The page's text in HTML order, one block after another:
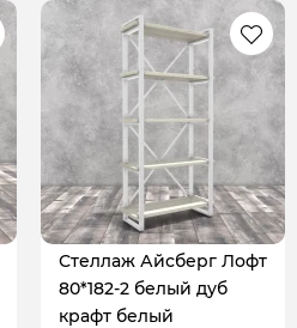
Стеллаж Айсберг Лофт
80*182-2 белый дуб
крафт белый